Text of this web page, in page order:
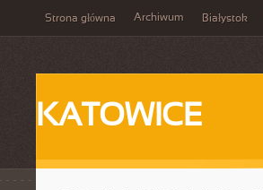
Strona główna Archiwum Białystok
KATOWICE